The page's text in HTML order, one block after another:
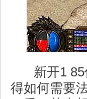
新开1
得如何需要